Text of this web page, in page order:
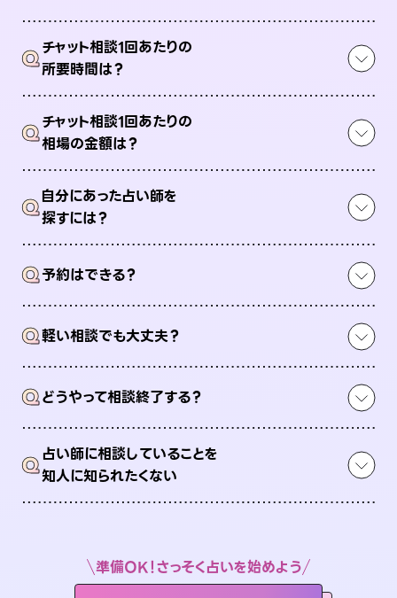
Qチャット相談1回あたりの
所要時間は？
Qチャット相談1回あたりの
相場の金額は？
Q自分にあった占い師を
探すには？
Q予約はできる？
Q軽い相談でも大丈夫？
Qどうやって相談終了する？
Q占い師に相談していることを
知人に知られたくない
準備OK！さっそく占いを始めよう